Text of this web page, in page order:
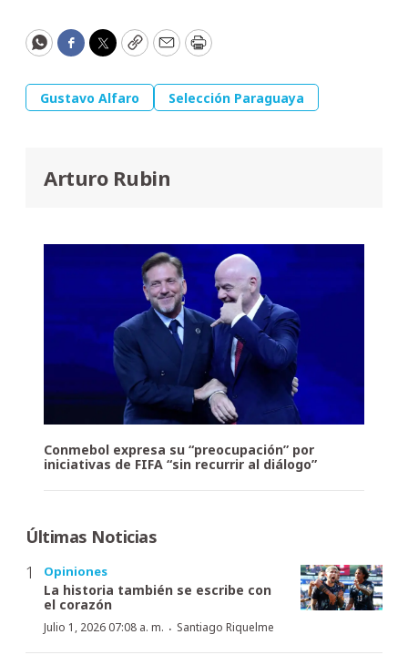
WhatsApp
Facebook
Twitter
CopyEmailPrint
Gustavo Alfaro Selección Paraguaya
Arturo Rubin
Conmebol expresa su “preocupación” por
iniciativas de FIFA “sin recurrir al diálogo”
Últimas Noticias
Opiniones
La historia también se escribe con
el corazón
Julio 1, 2026 07:08 a. m. · Santiago Riquelme